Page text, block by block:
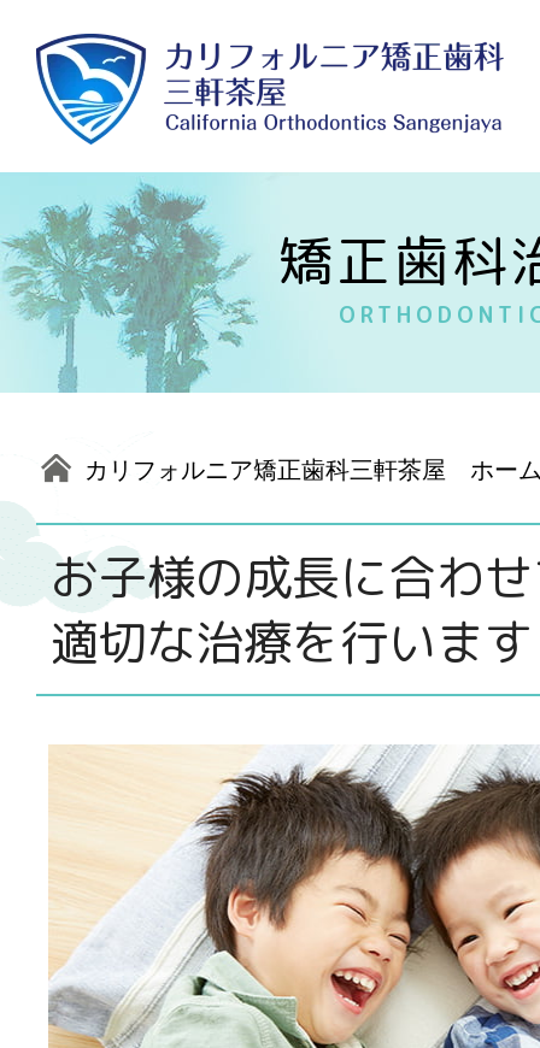
矯正歯科
カリフォルニア矯正歯科三軒茶屋 ホー
お子様の成長に合わ
適切な治療を行います